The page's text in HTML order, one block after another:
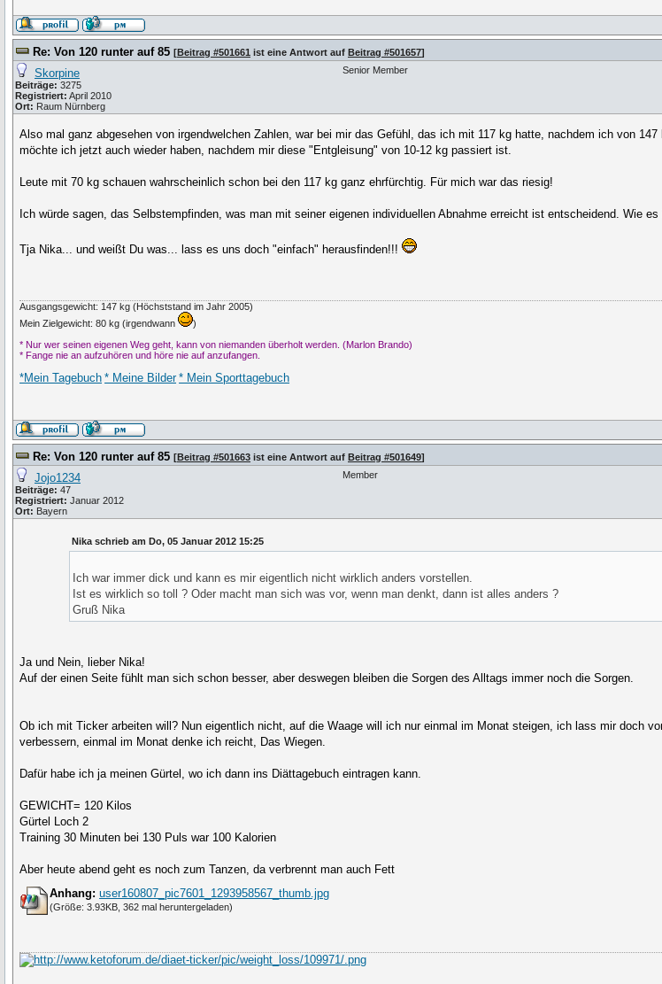
Re: Von 120 runter auf 85 [Beitrag #501661 ist eine Antwort auf Beitrag #501657]
Skorpine
Beiträge: 3275
Registriert: April 2010
Ort: Raum Nürnberg
Senior Member
Also mal ganz abgesehen von irgendwelchen Zahlen, war bei mir das Gefühl, das ich mit 117 kg hatte, nachdem ich von
möchte ich jetzt auch wieder haben, nachdem mir diese "Entgleisung" von 10-12 kg passiert ist.
Leute mit 70 kg schauen wahrscheinlich schon bei den 117 kg ganz ehrfürchtig. Für mich war das riesig!
Ich würde sagen, das Selbstempfinden, was man mit seiner eigenen individuellen Abnahme erreicht ist entscheidend. Wie
Tja Nika... und weißt Du was... lass es uns doch "einfach" herausfinden!!!
Ausgangsgewicht: 147 kg (Höchststand im Jahr 2005)
Mein Zielgewicht: 80 kg (irgendwann
)
* Nur wer seinen eigenen Weg geht, kann von niemanden überholt werden. (Marlon Brando)
* Fange nie an aufzuhören und höre nie auf anzufangen.
*Mein Tagebuch * Meine Bilder * Mein Sporttagebuch
Re: Von 120 runter auf 85 [Beitrag #501663 ist eine Antwort auf Beitrag #501649]
Jojo1234
Beiträge: 47
Registriert: Januar 2012
Ort: Bayern
Member
Nika schrieb am Do, 05 Januar 2012 15:25
Ich war immer dick und kann es mir eigentlich nicht wirklich anders vorstellen.
Ist es wirklich so toll ? Oder macht man sich was vor, wenn man denkt, dann ist alles anders ?
Gruß Nika
Ja und Nein, lieber Nika!
Auf der einen Seite fühlt man sich schon besser, aber deswegen bleiben die Sorgen des Alltags immer noch die Sorgen.
Ob ich mit Ticker arbeiten will? Nun eigentlich nicht, auf die Waage will ich nur einmal im Monat steigen, ich lass mir doch
verbessern, einmal im Monat denke ich reicht, Das Wiegen.
Dafür habe ich ja meinen Gürtel, wo ich dann ins Diättagebuch eintragen kann.
GEWICHT= 120 Kilos
Gürtel Loch 2
Training 30 Minuten bei 130 Puls war 100 Kalorien
Aber heute abend geht es noch zum Tanzen, da verbrennt man auch Fett
Anhang: user160807_pic7601_1293958567_thumb.jpg
(Größe: 3.93KB, 362 mal heruntergeladen)